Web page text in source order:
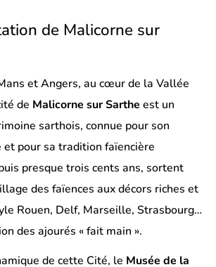
de Malicorne sur
et Angers, au cœur de la Vallée
de Malicorne sur Sarthe est un
sarthois, connue pour son
et pour sa tradition faïencière
presque trois cents ans, sortent
des faïences aux décors riches et
Rouen, Delf, Marseille, Strasbourg…
des ajourés « fait main ».
de cette Cité, le Musée de la